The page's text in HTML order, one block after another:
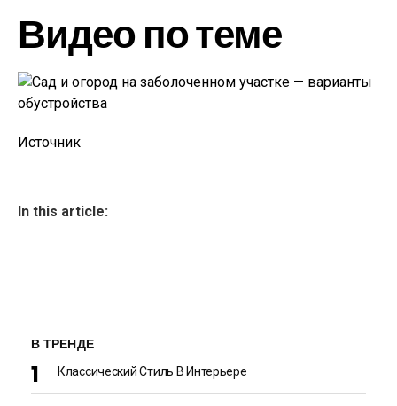
Видео по теме
Источник
In this article:
В ТРЕНДЕ
Классический Стиль В Интерьере